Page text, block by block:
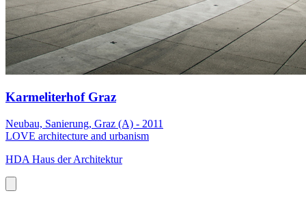
Karmeliterhof Graz
Neubau, Sanierung, Graz (A) - 2011
LOVE architecture and urbanism
HDA Haus der Architektur